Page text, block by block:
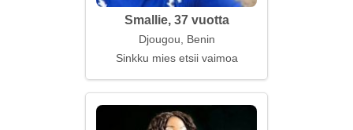
Smallie, 37 vuotta
Djougou, Benin
Sinkku mies etsii vaimoa